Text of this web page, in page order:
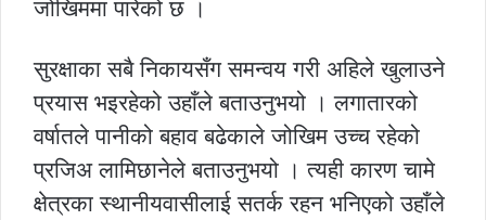
जोखिममा पारेको छ ।
सुरक्षाका सबै निकायसँग समन्वय गरी अहिले खुलाउने
प्रयास भइरहेको उहाँले बताउनुभयो । लगातारको
वर्षातले पानीको बहाव बढेकाले जोखिम उच्च रहेको
प्रजिअ लामिछानेले बताउनुभयो । त्यही कारण चामे
क्षेत्रका स्थानीयवासीलाई सतर्क रहन भनिएको उहाँले